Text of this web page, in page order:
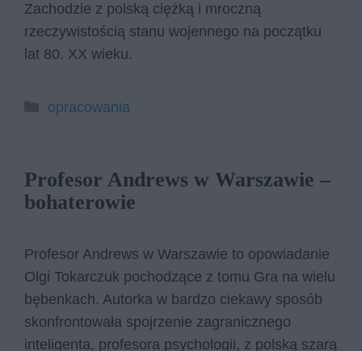
Zachodzie z polską ciężką i mroczną
rzeczywistością stanu wojennego na początku
lat 80. XX wieku.
Kategorie
opracowania
Profesor Andrews w Warszawie –
bohaterowie
Profesor Andrews w Warszawie to opowiadanie
Olgi Tokarczuk pochodzące z tomu Gra na wielu
bębenkach. Autorka w bardzo ciekawy sposób
skonfrontowała spojrzenie zagranicznego
inteligenta, profesora psychologii, z polską szarą